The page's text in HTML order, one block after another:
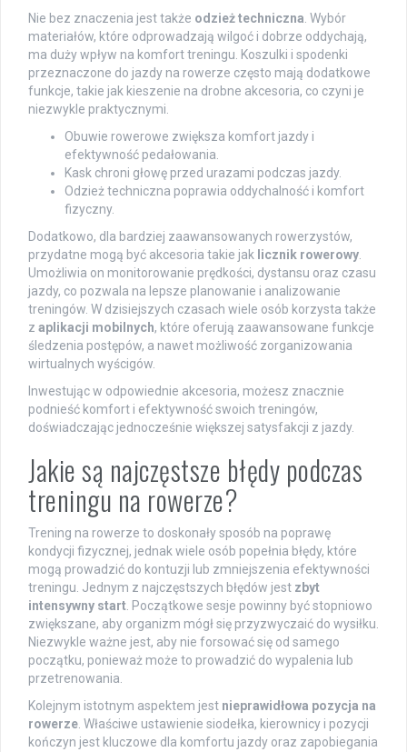
Nie bez znaczenia jest także odzież techniczna. Wybór
materiałów, które odprowadzają wilgoć i dobrze oddychają,
ma duży wpływ na komfort treningu. Koszulki i spodenki
przeznaczone do jazdy na rowerze często mają dodatkowe
funkcje, takie jak kieszenie na drobne akcesoria, co czyni je
niezwykle praktycznymi.
Obuwie rowerowe zwiększa komfort jazdy i
efektywność pedałowania.
Kask chroni głowę przed urazami podczas jazdy.
Odzież techniczna poprawia oddychalność i komfort
fizyczny.
Dodatkowo, dla bardziej zaawansowanych rowerzystów,
przydatne mogą być akcesoria takie jak licznik rowerowy.
Umożliwia on monitorowanie prędkości, dystansu oraz czasu
jazdy, co pozwala na lepsze planowanie i analizowanie
treningów. W dzisiejszych czasach wiele osób korzysta także
z aplikacji mobilnych, które oferują zaawansowane funkcje
śledzenia postępów, a nawet możliwość zorganizowania
wirtualnych wyścigów.
Inwestując w odpowiednie akcesoria, możesz znacznie
podnieść komfort i efektywność swoich treningów,
doświadczając jednocześnie większej satysfakcji z jazdy.
Jakie są najczęstsze błędy podczas
treningu na rowerze?
Trening na rowerze to doskonały sposób na poprawę
kondycji fizycznej, jednak wiele osób popełnia błędy, które
mogą prowadzić do kontuzji lub zmniejszenia efektywności
treningu. Jednym z najczęstszych błędów jest zbyt
intensywny start. Początkowe sesje powinny być stopniowo
zwiększane, aby organizm mógł się przyzwyczaić do wysiłku.
Niezwykle ważne jest, aby nie forsować się od samego
początku, ponieważ może to prowadzić do wypalenia lub
przetrenowania.
Kolejnym istotnym aspektem jest nieprawidłowa pozycja na
rowerze. Właściwe ustawienie siodełka, kierownicy i pozycji
kończyn jest kluczowe dla komfortu jazdy oraz zapobiegania